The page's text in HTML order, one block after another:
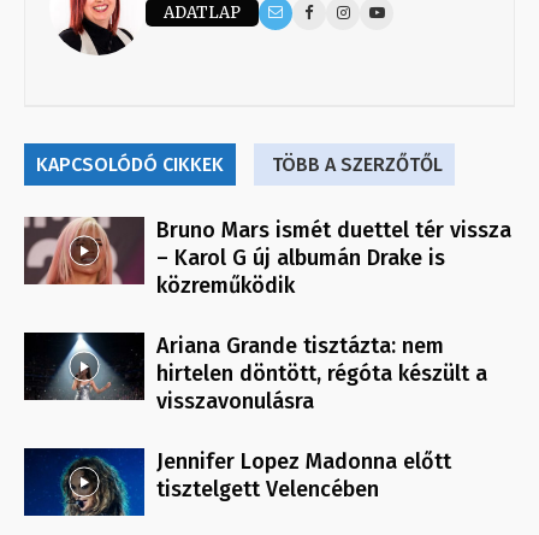
ADATLAP
KAPCSOLÓDÓ CIKKEK TÖBB A SZERZŐTŐL
Bruno Mars ismét duettel tér vissza
– Karol G új albumán Drake is
közreműködik
Ariana Grande tisztázta: nem
hirtelen döntött, régóta készült a
visszavonulásra
Jennifer Lopez Madonna előtt
tisztelgett Velencében